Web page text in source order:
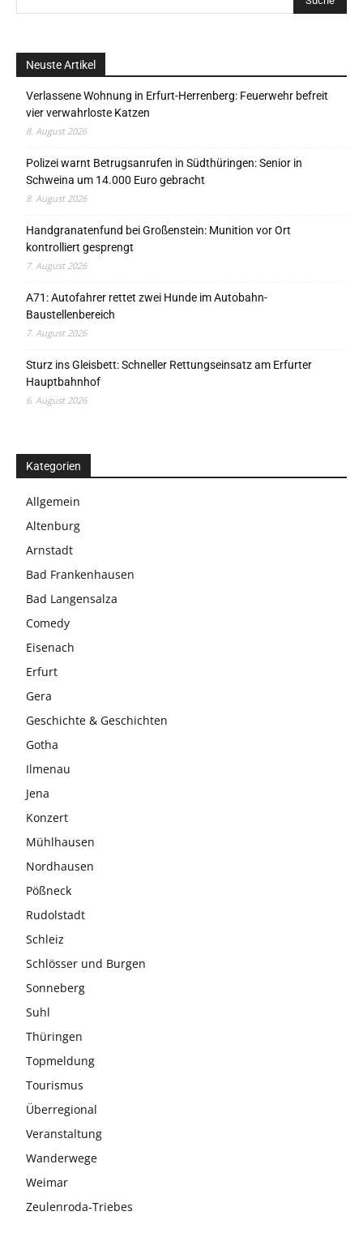
Neuste Artikel
Verlassene Wohnung in Erfurt-Herrenberg: Feuerwehr befreit
vier verwahrloste Katzen
8. August 2026
Polizei warnt Betrugsanrufen in Südthüringen: Senior in
Schweina um 14.000 Euro gebracht
8. August 2026
Handgranatenfund bei Großenstein: Munition vor Ort
kontrolliert gesprengt
7. August 2026
A71: Autofahrer rettet zwei Hunde im Autobahn-
Baustellenbereich
7. August 2026
Sturz ins Gleisbett: Schneller Rettungseinsatz am Erfurter
Hauptbahnhof
6. August 2026
Kategorien
Allgemein
Altenburg
Arnstadt
Bad Frankenhausen
Bad Langensalza
Comedy
Eisenach
Erfurt
Gera
Geschichte & Geschichten
Gotha
Ilmenau
Jena
Konzert
Mühlhausen
Nordhausen
Pößneck
Rudolstadt
Schleiz
Schlösser und Burgen
Sonneberg
Suhl
Thüringen
Topmeldung
Tourismus
Überregional
Veranstaltung
Wanderwege
Weimar
Zeulenroda-Triebes